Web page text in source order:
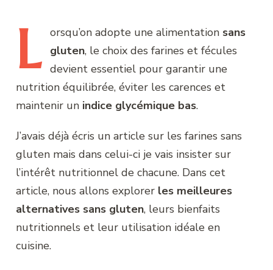
L orsqu’on adopte une alimentation sans
gluten, le choix des farines et fécules
devient essentiel pour garantir une
nutrition équilibrée, éviter les carences et
maintenir un indice glycémique bas.
J’avais déjà écris un article sur les farines sans
gluten mais dans celui-ci je vais insister sur
l’intérêt nutritionnel de chacune. Dans cet
article, nous allons explorer les meilleures
alternatives sans gluten, leurs bienfaits
nutritionnels et leur utilisation idéale en
cuisine.